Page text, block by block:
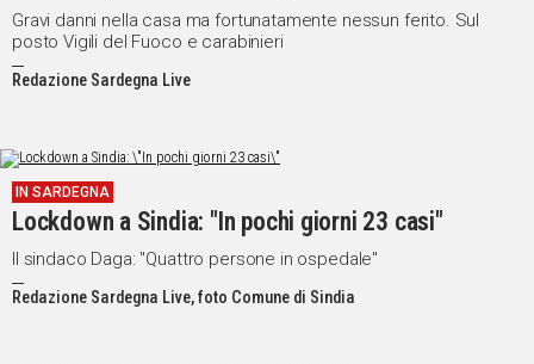
Gravi danni nella casa ma fortunatamente nessun ferito. Sul
posto Vigili del Fuoco e carabinieri
Redazione Sardegna Live
IN SARDEGNA
Lockdown a Sindia: "In pochi giorni 23 casi"
Il sindaco Daga: "Quattro persone in ospedale"
Redazione Sardegna Live, foto Comune di Sindia